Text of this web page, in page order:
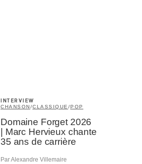
INTERVIEW
CHANSON/CLASSIQUE /POP
Domaine Forget 2026
| Marc Hervieux chante
35 ans de carrière
Par Alexandre Villemaire